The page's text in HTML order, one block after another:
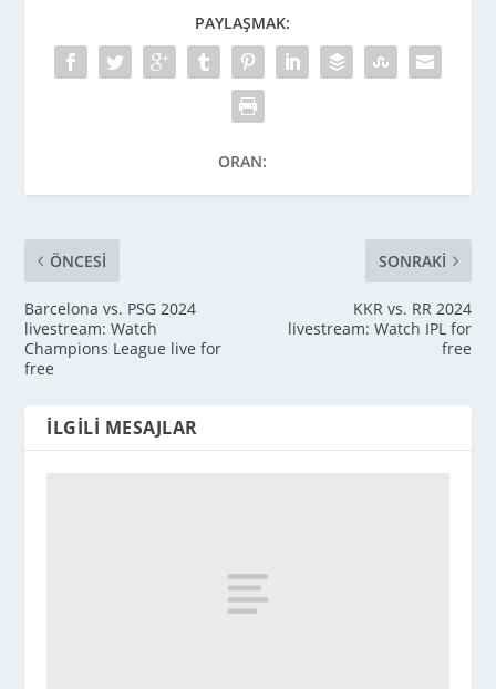
PAYLAŞMAK:
ORAN:
ÖNCESI
Barcelona vs. PSG 2024
livestream: Watch
Champions League live for
free
SONRAKI
KKR vs. RR 2024
livestream: Watch IPL for
free
İLGILI MESAJLAR